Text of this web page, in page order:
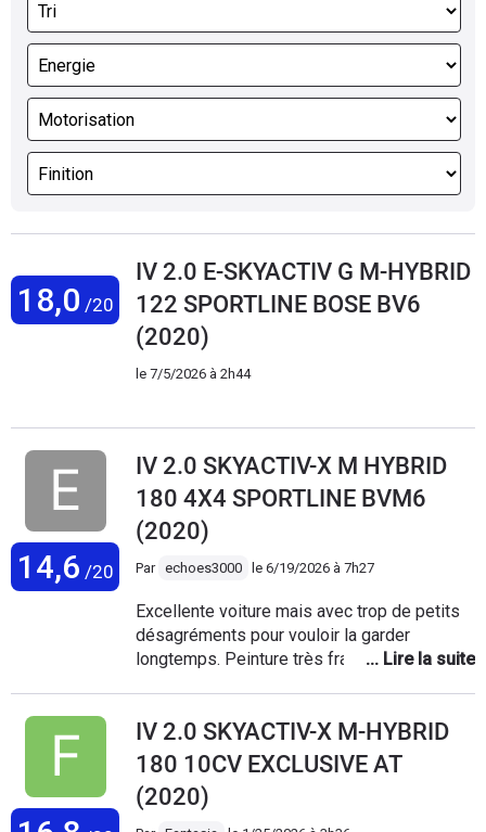
18,0 /20
IV 2.0 E-SKYACTIV G M-HYBRID
122 SPORTLINE BOSE BV6
(2020)
le 7/5/2026 à 2h44
14,6 /20
IV 2.0 SKYACTIV-X M HYBRID
180 4X4 SPORTLINE BVM6
(2020)
Par echoes3000 le 6/19/2026 à 7h27
Excellente voiture mais avec trop de petits
désagréments pour vouloir la garder
longtemps. Peinture très fragile
comme les rétros ou le volant qui pèle après
quelques années. Les plastiques piano
black se rayent rien qu'en les regardant.
Esthétiquement, elle est magnifique, mais
malheureusement impossible à garder dans
IV 2.0 SKYACTIV-X M-HYBRID
180 10CV EXCLUSIVE AT
(2020)